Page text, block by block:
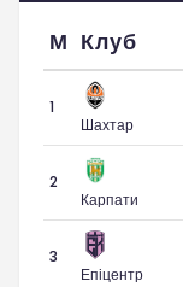
М Клуб
1
Шахтар
2
Карпати
3
Епіцентр